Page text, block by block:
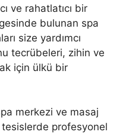
ve rahatlatıcı bir
bulunan spa
size yardımcı
tecrübeleri, zihin ve
için ülkü bir
merkezi ve masaj
profesyonel